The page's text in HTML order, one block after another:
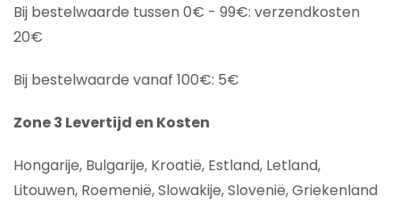
Bij bestelwaarde tussen 0€ - 99€: verzendkosten
20€
Bij bestelwaarde vanaf 100€: 5€
Zone 3 Levertijd en Kosten
Hongarije, Bulgarije, Kroatië, Estland, Letland,
Litouwen, Roemenië, Slowakije, Slovenië, Griekenland